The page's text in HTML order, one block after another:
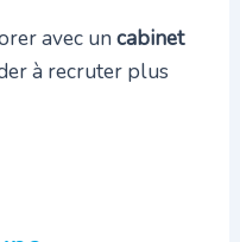
avec un cabinet
à recruter plus